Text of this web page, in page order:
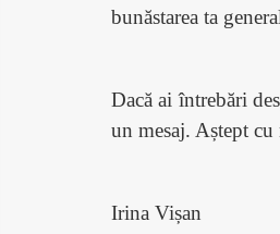
bunăstarea ta
Dacă ai întrebări
un mesaj. Aștept cu
Irina Vișan